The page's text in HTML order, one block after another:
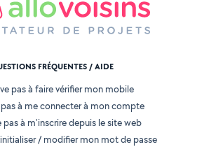
FRÉQUENTES / AIDE
pas à faire vérifier mon mobile
pas à me connecter à mon compte
pas à m'inscrire depuis le site web
/ modifier mon mot de passe